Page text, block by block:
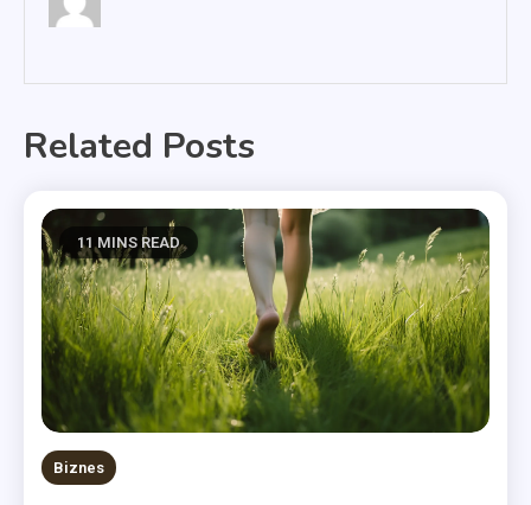
Related Posts
11 MINS READ
Biznes